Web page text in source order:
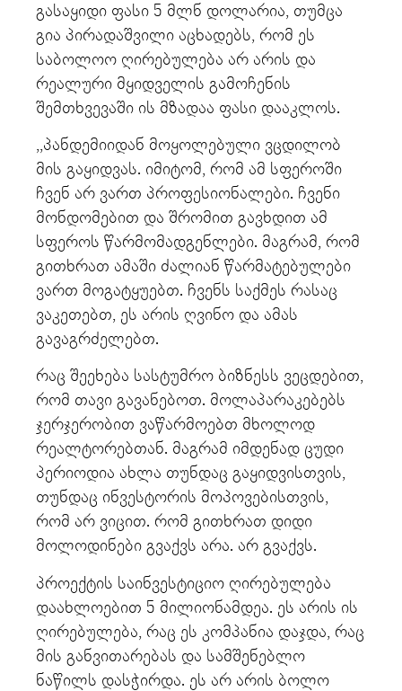
გასაყიდი ფასი 5 მლნ დოლარია, თუმცა
გია პირადაშვილი აცხადებს, რომ ეს
საბოლოო ღირებულება არ არის და
რეალური მყიდველის გამოჩენის
შემთხვევაში ის მზადაა ფასი დააკლოს.
,,პანდემიიდან მოყოლებული ვცდილობ
მის გაყიდვას. იმიტომ, რომ ამ სფეროში
ჩვენ არ ვართ პროფესიონალები. ჩვენი
მონდომებით და შრომით გავხდით ამ
სფეროს წარმომადგენლები. მაგრამ, რომ
გითხრათ ამაში ძალიან წარმატებულები
ვართ მოგატყუებთ. ჩვენს საქმეს რასაც
ვაკეთებთ, ეს არის ღვინო და ამას
გავაგრძელებთ.
რაც შეეხება სასტუმრო ბიზნესს ვეცდებით,
რომ თავი გავანებოთ. მოლაპარაკებებს
ჯერჯერობით ვაწარმოებთ მხოლოდ
რეალტორებთან. მაგრამ იმდენად ცუდი
პერიოდია ახლა თუნდაც გაყიდვისთვის,
თუნდაც ინვესტორის მოპოვებისთვის,
რომ არ ვიცით. რომ გითხრათ დიდი
მოლოდინები გვაქვს არა. არ გვაქვს.
პროექტის საინვესტიციო ღირებულება
დაახლოებით 5 მილიონამდეა. ეს არის ის
ღირებულება, რაც ეს კომპანია დაჯდა, რაც
მის განვითარებას და სამშენებლო
ნაწილს დასჭირდა. ეს არ არის ბოლო